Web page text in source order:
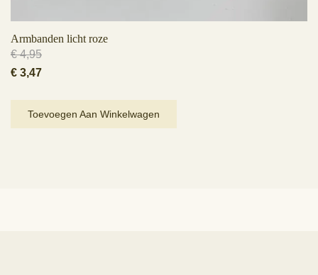
Armbanden licht roze
€4,95
Oorspronkelijke
was:
€ 4,95.
€ 3,47Huidige
€ 3,47.
Toevoegen Aan Winkelwagen